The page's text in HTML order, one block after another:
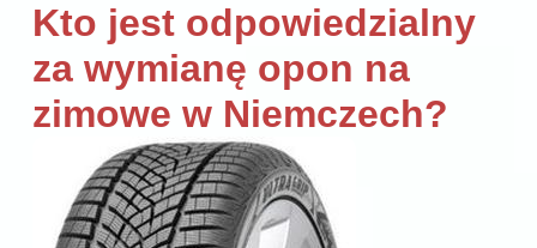
Kto jest odpowiedzialny
za wymianę opon na
zimowe w Niemczech?